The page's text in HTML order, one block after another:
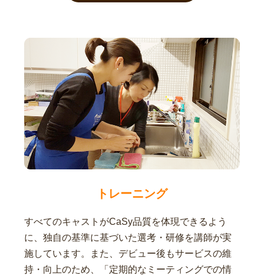
トレーニング
すべてのキャストがCaSy品質を体現できるよう
に、独自の基準に基づいた選考・研修を講師が実
施しています。また、デビュー後もサービスの維
持・向上のため、「定期的なミーティングでの情